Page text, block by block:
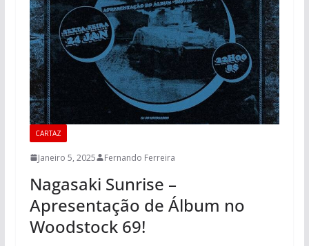
CARTAZ
Janeiro 5, 2025 Fernando Ferreira
Nagasaki Sunrise –
Apresentação de Álbum no
Woodstock 69!